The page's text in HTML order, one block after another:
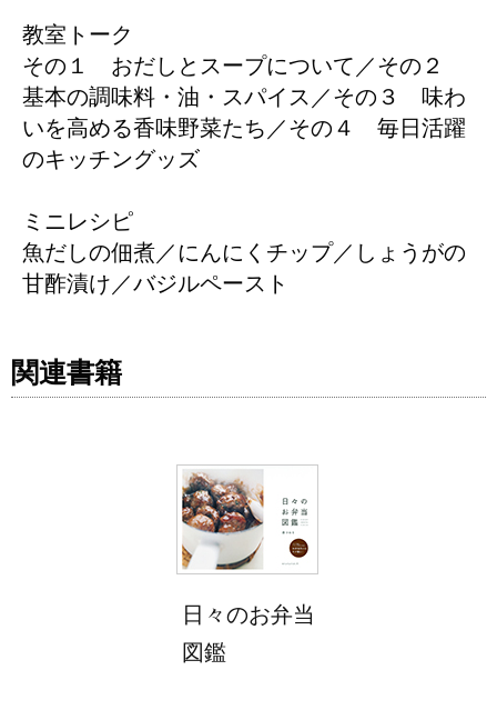
教室トーク
その１ おだしとスープについて／その２
基本の調味料・油・スパイス／その３ 味わ
いを高める香味野菜たち／その４ 毎日活躍
のキッチングッズ
ミニレシピ
魚だしの佃煮／にんにくチップ／しょうがの
甘酢漬け／バジルペースト
関連書籍
日々のお弁当
図鑑